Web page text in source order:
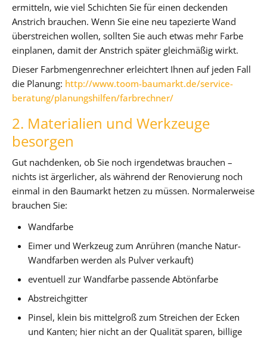
ermitteln, wie viel Schichten Sie für einen deckenden
Anstrich brauchen. Wenn Sie eine neu tapezierte Wand
überstreichen wollen, sollten Sie auch etwas mehr Farbe
einplanen, damit der Anstrich später gleichmäßig wirkt.
Dieser Farbmengenrechner erleichtert Ihnen auf jeden Fall
die Planung: http://www.toom-baumarkt.de/service-
beratung/planungshilfen/farbrechner/
2. Materialien und Werkzeuge
besorgen
Gut nachdenken, ob Sie noch irgendetwas brauchen –
nichts ist ärgerlicher, als während der Renovierung noch
einmal in den Baumarkt hetzen zu müssen. Normalerweise
brauchen Sie:
Wandfarbe
Eimer und Werkzeug zum Anrühren (manche Natur-
Wandfarben werden als Pulver verkauft)
eventuell zur Wandfarbe passende Abtönfarbe
Abstreichgitter
Pinsel, klein bis mittelgroß zum Streichen der Ecken
und Kanten; hier nicht an der Qualität sparen, billige